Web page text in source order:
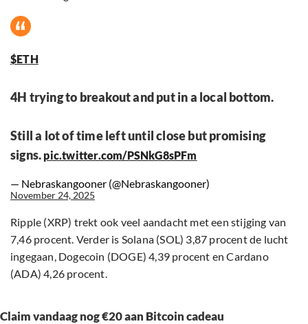
$ETH
4H trying to breakout and put in a local bottom.
Still a lot of time left until close but promising
signs. pic.twitter.com/PSNkG8sPFm
— Nebraskangooner (@Nebraskangooner)
November 24, 2025
Ripple (XRP) trekt ook veel aandacht met een stijging van
7,46 procent. Verder is Solana (SOL) 3,87 procent de lucht
ingegaan, Dogecoin (DOGE) 4,39 procent en Cardano
(ADA) 4,26 procent.
Claim vandaag nog €20 aan Bitcoin cadeau